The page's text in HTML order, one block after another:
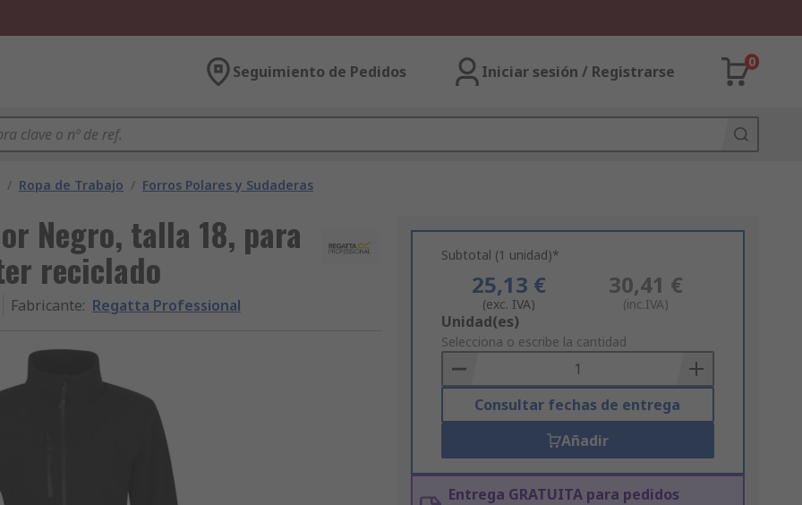
Seguimiento de Pedidos Iniciar sesión / Registrarse
0
/ Ropa de Trabajo / Forros Polares y Sudaderas
Negro, talla 18, para
reciclado
Fabricante: Regatta Professional
Subtotal (1 unidad)*
25,13 €
(exc. IVA)
30,41 €
(inc.IVA)
Add
to
Basket
Unidad(es)
Selecciona o escribe la cantidad
Consultar fechas de entrega
Añadir
Entrega GRATUITA para pedidos